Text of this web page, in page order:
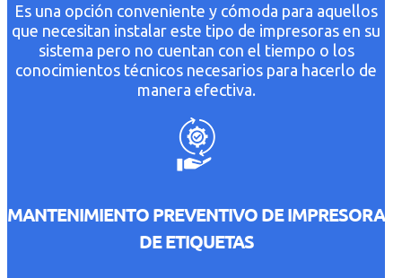
Es una opción conveniente y cómoda para aquellos
que necesitan instalar este tipo de impresoras en su
sistema pero no cuentan con el tiempo o los
conocimientos técnicos necesarios para hacerlo de
manera efectiva.
MANTENIMIENTO PREVENTIVO DE IMPRESORA
DE ETIQUETAS